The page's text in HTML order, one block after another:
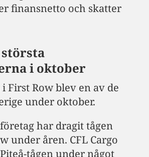
finansnetto och skatter
största
i oktober
First Row blev en av de
under oktober.
har dragit tågen
under åren. CFL Cargo
tågen under något